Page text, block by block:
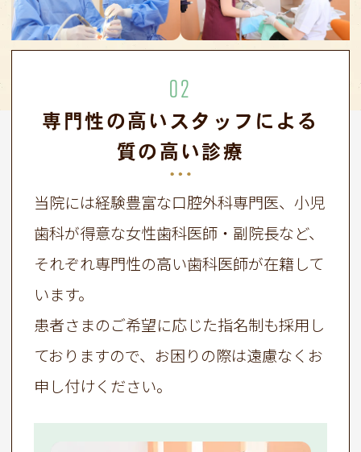
02
専門性の高いスタッフによる
質の高い診療
当院には経験豊富な口腔外科専門医、小児
歯科が得意な女性歯科医師・副院長など、
それぞれ専門性の高い歯科医師が在籍して
います。
患者さまのご希望に応じた指名制も採用し
ておりますので、お困りの際は遠慮なくお
申し付けください。